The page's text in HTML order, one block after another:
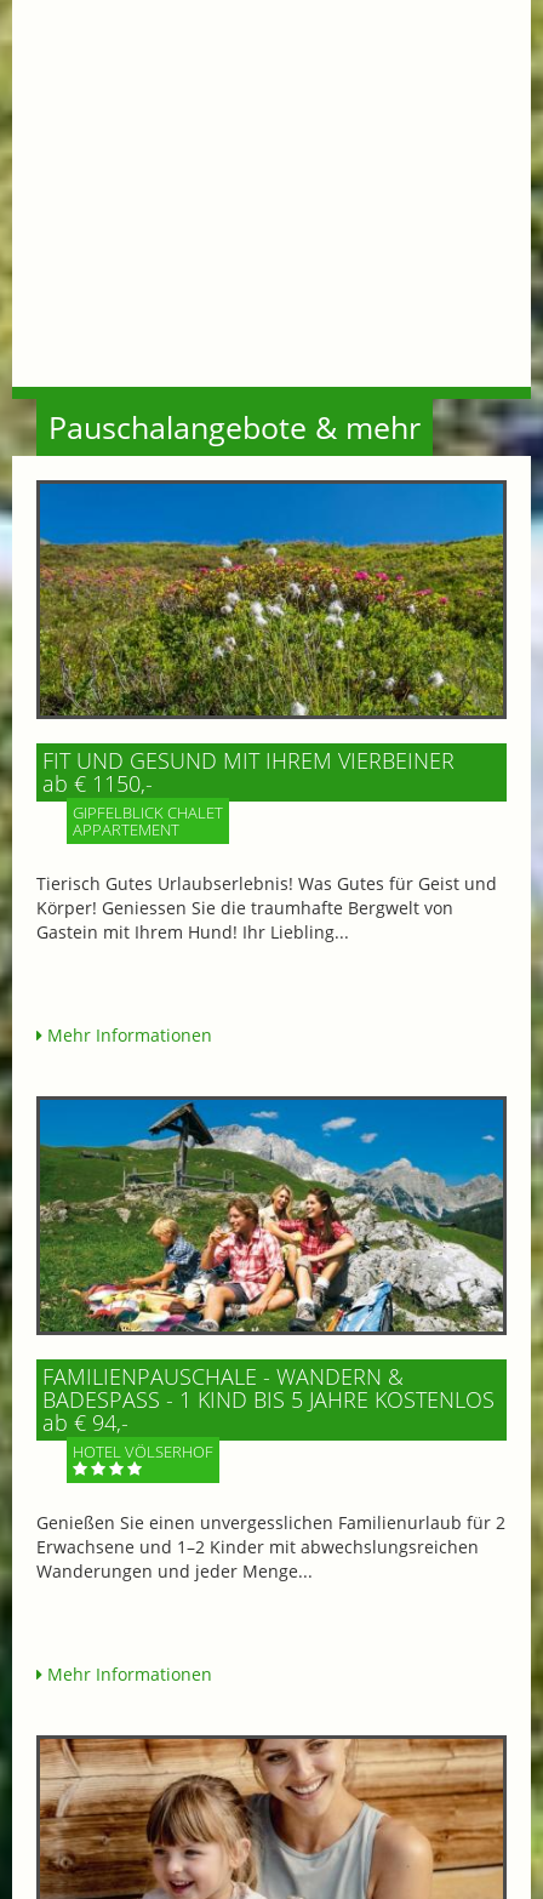
Pauschalangebote & mehr
FIT UND GESUND MIT IHREM VIERBEINER
ab € 1150,-
GIPFELBLICK CHALET
APPARTEMENT
Tierisch Gutes Urlaubserlebnis! Was Gutes für Geist und
Körper! Geniessen Sie die traumhafte Bergwelt von
Gastein mit Ihrem Hund! Ihr Liebling...
Mehr Informationen
FAMILIENPAUSCHALE - WANDERN &
BADESPASS - 1 KIND BIS 5 JAHRE KOSTENLOS
ab € 94,-
HOTEL VÖLSERHOF
Genießen Sie einen unvergesslichen Familienurlaub für 2
Erwachsene und 1–2 Kinder mit abwechslungsreichen
Wanderungen und jeder Menge...
Mehr Informationen